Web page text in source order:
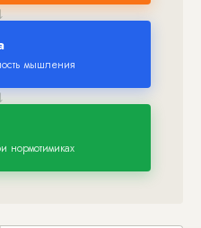
мышления
нормотимиках